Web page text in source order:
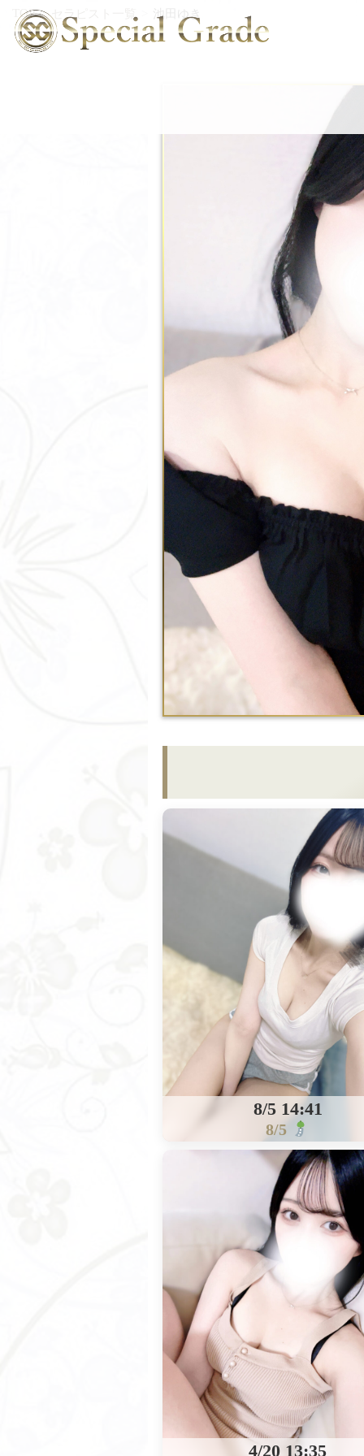
TOP セラピスト一覧 池田ゆき
8/5 14:41
8/5
4/20 13:35